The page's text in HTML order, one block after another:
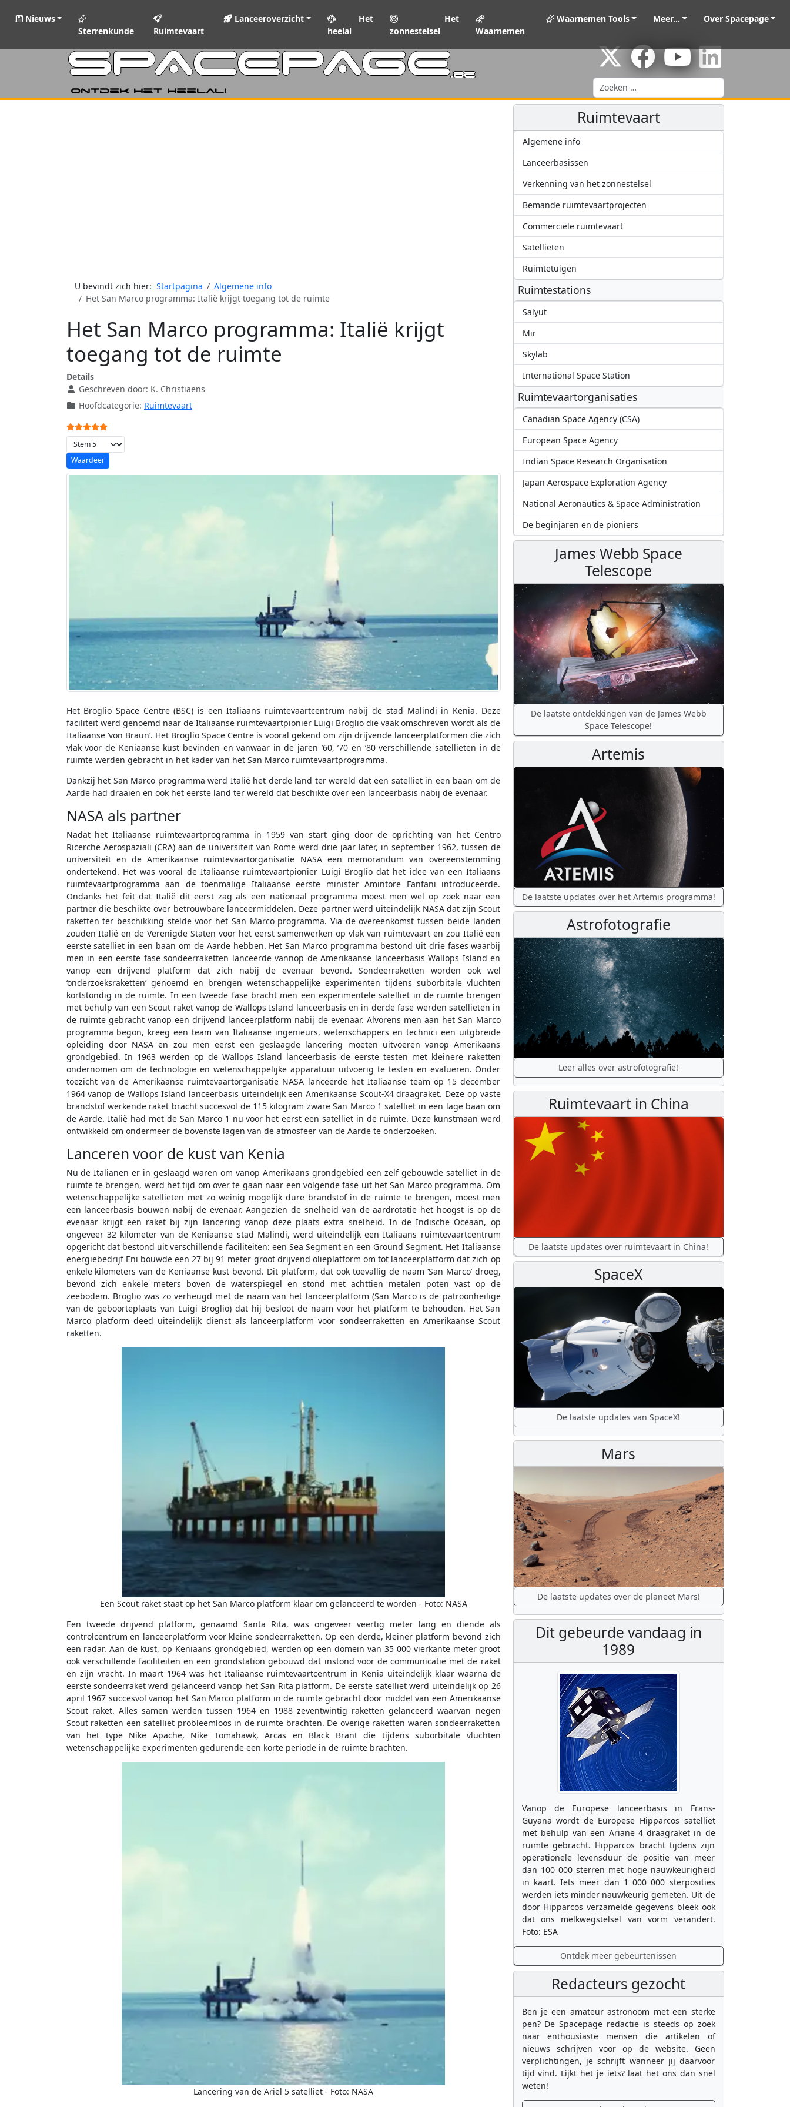
Nieuws
Sterrenkunde
Ruimtevaart
Lanceeroverzicht
Het
heelal
Het
zonnestelsel
Waarnemen
Waarnemen Tools Meer... Over Spacepage
SPACEPAGE.be
Ontdek het heelal!
Zoeken
U bevindt zich hier: Startpagina
Algemene info
Het San Marco programma: Italië krijgt toegang tot de ruimte
Het San Marco programma: Italië krijgt
toegang tot de ruimte
Details
Geschreven door: K. Christiaens
Hoofdcategorie: Ruimtevaart
Gebruikerswaardering:
Voeg waardering toe
Het Broglio Space Centre (BSC) is een Italiaans ruimtevaartcentrum nabij de stad Malindi in Kenia. Deze
faciliteit werd genoemd naar de Italiaanse ruimtevaartpionier Luigi Broglio die vaak omschreven wordt als de
Italiaanse ‘von Braun’. Het Broglio Space Centre is vooral gekend om zijn drijvende lanceerplatformen die zich
vlak voor de Keniaanse kust bevinden en vanwaar in de jaren ’60, ’70 en ‘80 verschillende satellieten in de
ruimte werden gebracht in het kader van het San Marco ruimtevaartprogramma.
Dankzij het San Marco programma werd Italië het derde land ter wereld dat een satelliet in een baan om de
Aarde had draaien en ook het eerste land ter wereld dat beschikte over een lanceerbasis nabij de evenaar.
NASA als partner
Nadat het Italiaanse ruimtevaartprogramma in 1959 van start ging door de oprichting van het Centro
Ricerche Aerospaziali (CRA) aan de universiteit van Rome werd drie jaar later, in september 1962, tussen de
universiteit en de Amerikaanse ruimtevaartorganisatie NASA een memorandum van overeenstemming
ondertekend. Het was vooral de Italiaanse ruimtevaartpionier Luigi Broglio dat het idee van een Italiaans
ruimtevaartprogramma aan de toenmalige Italiaanse eerste minister Amintore Fanfani introduceerde.
Ondanks het feit dat Italië dit eerst zag als een nationaal programma moest men wel op zoek naar een
partner die beschikte over betrouwbare lanceermiddelen. Deze partner werd uiteindelijk NASA dat zijn Scout
raketten ter beschikking stelde voor het San Marco programma. Via de overeenkomst tussen beide landen
zouden Italië en de Verenigde Staten voor het eerst samenwerken op vlak van ruimtevaart en zou Italië een
eerste satelliet in een baan om de Aarde hebben. Het San Marco programma bestond uit drie fases waarbij
men in een eerste fase sondeerraketten lanceerde vannop de Amerikaanse lanceerbasis Wallops Island en
vanop een drijvend platform dat zich nabij de evenaar bevond. Sondeerraketten worden ook wel
‘onderzoeksraketten’ genoemd en brengen wetenschappelijke experimenten tijdens suborbitale vluchten
kortstondig in de ruimte. In een tweede fase bracht men een experimentele satelliet in de ruimte brengen
met behulp van een Scout raket vanop de Wallops Island lanceerbasis en in derde fase werden satellieten in
de ruimte gebracht vanop een drijvend lanceerplatform nabij de evenaar. Alvorens men aan het San Marco
programma begon, kreeg een team van Italiaanse ingenieurs, wetenschappers en technici een uitgbreide
opleiding door NASA en zou men eerst een geslaagde lancering moeten uitvoeren vanop Amerikaans
grondgebied. In 1963 werden op de Wallops Island lanceerbasis de eerste testen met kleinere raketten
ondernomen om de technologie en wetenschappelijke apparatuur uitvoerig te testen en evalueren. Onder
toezicht van de Amerikaanse ruimtevaartorganisatie NASA lanceerde het Italiaanse team op 15 december
1964 vanop de Wallops Island lanceerbasis uiteindelijk een Amerikaanse Scout-X4 draagraket. Deze op vaste
brandstof werkende raket bracht succesvol de 115 kilogram zware San Marco 1 satelliet in een lage baan om
de Aarde. Italië had met de San Marco 1 nu voor het eerst een satelliet in de ruimte. Deze kunstmaan werd
ontwikkeld om ondermeer de bovenste lagen van de atmosfeer van de Aarde te onderzoeken.
Lanceren voor de kust van Kenia
Nu de Italianen er in geslaagd waren om vanop Amerikaans grondgebied een zelf gebouwde satelliet in de
ruimte te brengen, werd het tijd om over te gaan naar een volgende fase uit het San Marco programma. Om
wetenschappelijke satellieten met zo weinig mogelijk dure brandstof in de ruimte te brengen, moest men
een lanceerbasis bouwen nabij de evenaar. Aangezien de snelheid van de aardrotatie het hoogst is op de
evenaar krijgt een raket bij zijn lancering vanop deze plaats extra snelheid. In de Indische Oceaan, op
ongeveer 32 kilometer van de Keniaanse stad Malindi, werd uiteindelijk een Italiaans ruimtevaartcentrum
opgericht dat bestond uit verschillende faciliteiten: een Sea Segment en een Ground Segment. Het Italiaanse
energiebedrijf Eni bouwde een 27 bij 91 meter groot drijvend olieplatform om tot lanceerplatform dat zich op
enkele kilometers van de Keniaanse kust bevond. Dit platform, dat ook toevallig de naam ‘San Marco’ droeg,
bevond zich enkele meters boven de waterspiegel en stond met achttien metalen poten vast op de
zeebodem. Broglio was zo verheugd met de naam van het lanceerplatform (San Marco is de patroonheilige
van de geboorteplaats van Luigi Broglio) dat hij besloot de naam voor het platform te behouden. Het San
Marco platform deed uiteindelijk dienst als lanceerplatform voor sondeerraketten en Amerikaanse Scout
raketten.
Een Scout raket staat op het San Marco platform klaar om gelanceerd te worden - Foto: NASA
Een tweede drijvend platform, genaamd Santa Rita, was ongeveer veertig meter lang en diende als
controlcentrum en lanceerplatform voor kleine sondeerraketten. Op een derde, kleiner platform bevond zich
een radar. Aan de kust, op Keniaans grondgebied, werden op een domein van 35 000 vierkante meter groot
ook verschillende faciliteiten en een grondstation gebouwd dat instond voor de communicatie met de raket
en zijn vracht. In maart 1964 was het Italiaanse ruimtevaartcentrum in Kenia uiteindelijk klaar waarna de
eerste sondeerraket werd gelanceerd vanop het San Rita platform. De eerste satelliet werd uiteindelijk op 26
april 1967 succesvol vanop het San Marco platform in de ruimte gebracht door middel van een Amerikaanse
Scout raket. Alles samen werden tussen 1964 en 1988 zeventwintig raketten gelanceerd waarvan negen
Scout raketten een satelliet probleemloos in de ruimte brachten. De overige raketten waren sondeerraketten
van het type Nike Apache, Nike Tomahawk, Arcas en Black Brant die tijdens suborbitale vluchten
wetenschappelijke experimenten gedurende een korte periode in de ruimte brachten.
Lancering van de Ariel 5 satelliet - Foto: NASA
Ruimtevaart
Algemene info
Lanceerbasissen
Verkenning van het zonnestelsel
Bemande ruimtevaartprojecten
Commerciële ruimtevaart
Satellieten
Ruimtetuigen
Ruimtestations
Salyut
Mir
Skylab
International Space Station
Ruimtevaartorganisaties
Canadian Space Agency (CSA)
European Space Agency
Indian Space Research Organisation
Japan Aerospace Exploration Agency
National Aeronautics & Space Administration
De beginjaren en de pioniers
James Webb Space
Telescope
De laatste ontdekkingen van de James Webb
Space Telescope!
Artemis
De laatste updates over het Artemis programma!
Astrofotografie
Leer alles over astrofotografie!
Ruimtevaart in China
De laatste updates over ruimtevaart in China!
SpaceX
De laatste updates van SpaceX!
Mars
De laatste updates over de planeet Mars!
Dit gebeurde vandaag in
1989
Vanop de Europese lanceerbasis in Frans-
Guyana wordt de Europese Hipparcos satelliet
met behulp van een Ariane 4 draagraket in de
ruimte gebracht. Hipparcos bracht tijdens zijn
operationele levensduur de positie van meer
dan 100 000 sterren met hoge nauwkeurigheid
in kaart. Iets meer dan 1 000 000 sterposities
werden iets minder nauwkeurig gemeten. Uit de
door Hipparcos verzamelde gegevens bleek ook
dat ons melkwegstelsel van vorm verandert.
Foto: ESA
Ontdek meer gebeurtenissen
Redacteurs gezocht
Ben je een amateur astronoom met een sterke
pen? De Spacepage redactie is steeds op zoek
naar enthousiaste mensen die artikelen of
nieuws schrijven voor op de website. Geen
verplichtingen, je schrijft wanneer jij daarvoor
tijd vind. Lijkt het je iets? laat het ons dan snel
weten!